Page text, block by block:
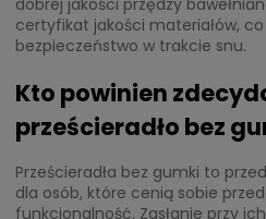
dobrej jakości przędzy
certyfikat jakości materiałów,
bezpieczeństwo w trakcie snu.
Kto powinien
prześcieradło bez
Prześcieradła bez gumki to
dla osób, które cenią sobie
funkcjonalność. Zasłanie przy